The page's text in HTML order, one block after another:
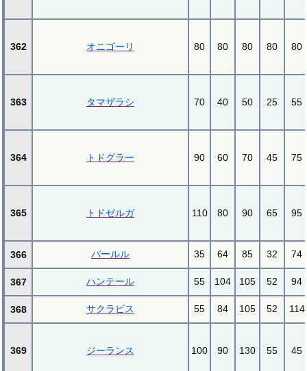
362 オニゴーリ 80 80 80 80 80
363 タマザラシ 70 40 50 25 55
364 トドグラー 90 60 70 45 75
365 トドゼルガ 110 80 90 65 95
366 パールル 35 64 85 32 74
367 ハンテール 55 104 105 52 94
368 サクラビス 55 84 105 52 114
369 ジーランス 100 90 130 55 45